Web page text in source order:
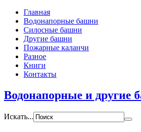
Главная
Водонапорные башни
Силосные башни
Другие башни
Пожарные каланчи
Разное
Книги
Контакты
Водонапорные и другие
Искать...